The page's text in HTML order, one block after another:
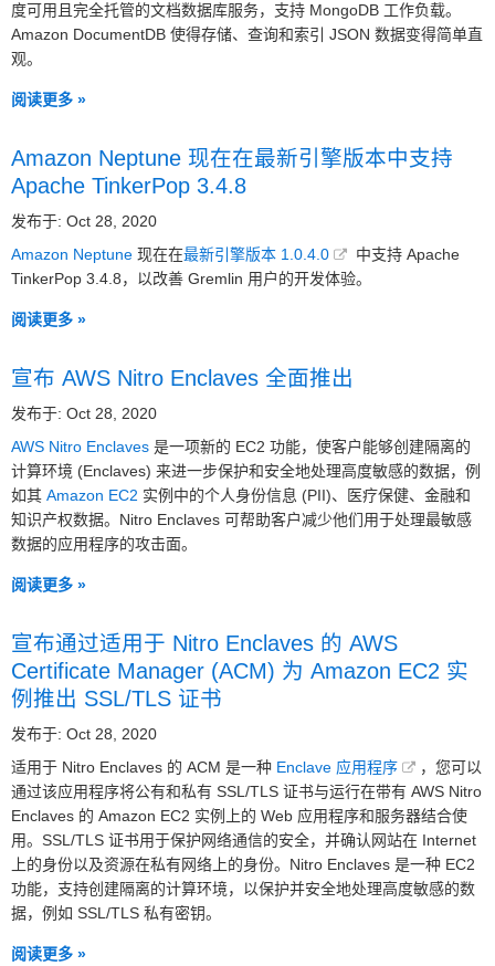
度可用且完全托管的文档数据库服务，支持 MongoDB 工作负载。
Amazon DocumentDB 使得存储、查询和索引 JSON 数据变得简单直
观。
阅读更多 »
Amazon Neptune 现在在最新引擎版本中支持
Apache TinkerPop 3.4.8
发布于: Oct 28, 2020
Amazon Neptune 现在在最新引擎版本 1.0.4.0
中支持 Apache
TinkerPop 3.4.8，以改善 Gremlin 用户的开发体验。
阅读更多 »
宣布 AWS Nitro Enclaves 全面推出
发布于: Oct 28, 2020
AWS Nitro Enclaves 是一项新的 EC2 功能，使客户能够创建隔离的
计算环境 (Enclaves) 来进一步保护和安全地处理高度敏感的数据，例
如其 Amazon EC2 实例中的个人身份信息 (PII)、医疗保健、金融和
知识产权数据。Nitro Enclaves 可帮助客户减少他们用于处理最敏感
数据的应用程序的攻击面。
阅读更多 »
宣布通过适用于 Nitro Enclaves 的 AWS
Certificate Manager (ACM) 为 Amazon EC2 实
例推出 SSL/TLS 证书
发布于: Oct 28, 2020
适用于 Nitro Enclaves 的 ACM 是一种 Enclave 应用程序
，您可以
通过该应用程序将公有和私有 SSL/TLS 证书与运行在带有 AWS Nitro
Enclaves 的 Amazon EC2 实例上的 Web 应用程序和服务器结合使
用。SSL/TLS 证书用于保护网络通信的安全，并确认网站在 Internet
上的身份以及资源在私有网络上的身份。Nitro Enclaves 是一种 EC2
功能，支持创建隔离的计算环境，以保护并安全地处理高度敏感的数
据，例如 SSL/TLS 私有密钥。
阅读更多 »